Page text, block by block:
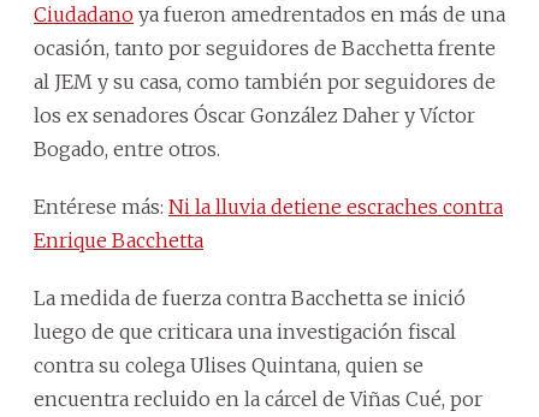
Ciudadano ya fueron amedrentados en más de una
ocasión, tanto por seguidores de Bacchetta frente
al JEM y su casa, como también por seguidores de
los ex senadores Óscar González Daher y Víctor
Bogado, entre otros.
Entérese más: Ni la lluvia detiene escraches contra
Enrique Bacchetta
La medida de fuerza contra Bacchetta se inició
luego de que criticara una investigación fiscal
contra su colega Ulises Quintana, quien se
encuentra recluido en la cárcel de Viñas Cué, por